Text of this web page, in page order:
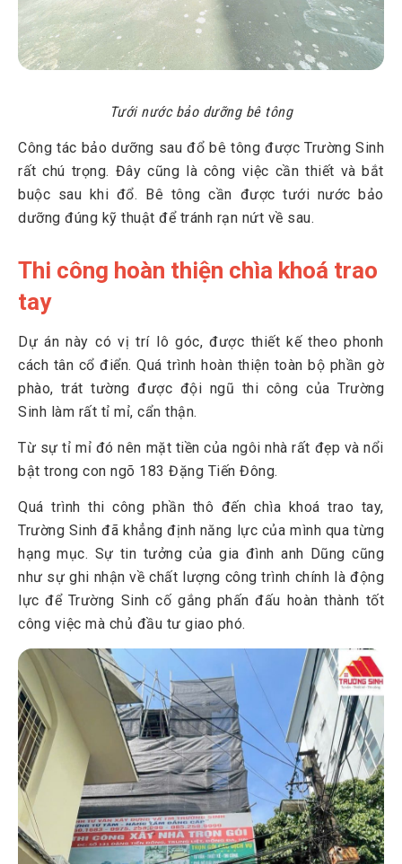
Tưới nước bảo dưỡng bê tông
Công tác bảo dưỡng sau đổ bê tông được Trường Sinh
rất chú trọng. Đây cũng là công việc cần thiết và bắt
buộc sau khi đổ. Bê tông cần được tưới nước bảo
dưỡng đúng kỹ thuật để tránh rạn nứt về sau.
Thi công hoàn thiện chìa khoá trao
tay
Dự án này có vị trí lô góc, được thiết kế theo phonh
cách tân cổ điển. Quá trình hoàn thiện toàn bộ phần gờ
phào, trát tường được đội ngũ thi công của Trường
Sinh làm rất tỉ mỉ, cẩn thận.
Từ sự tỉ mỉ đó nên mặt tiền của ngôi nhà rất đẹp và nổi
bật trong con ngõ 183 Đặng Tiến Đông.
Quá trình thi công phần thô đến chìa khoá trao tay,
Trường Sinh đã khẳng định năng lực của mình qua từng
hạng mục. Sự tin tưởng của gia đình anh Dũng cũng
như sự ghi nhận về chất lượng công trình chính là động
lực để Trường Sinh cố gắng phấn đấu hoàn thành tốt
công việc mà chủ đầu tư giao phó.